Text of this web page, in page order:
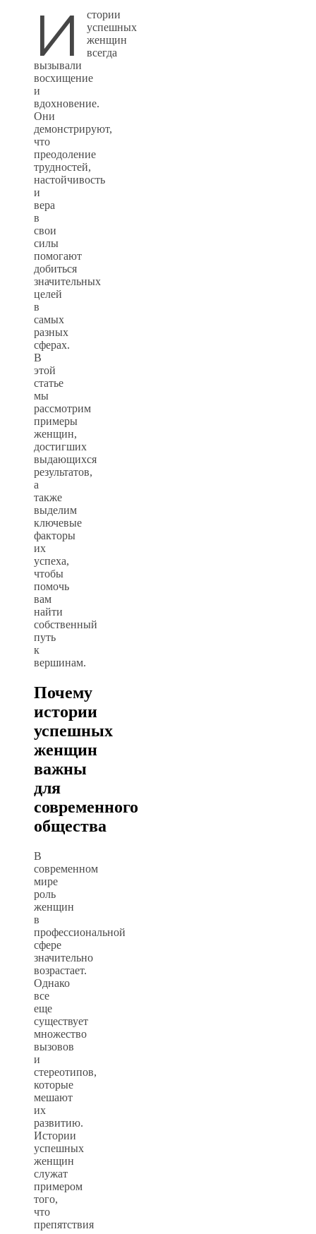
И
стории
успешных
женщин
всегда
вызывали
восхищение
и
вдохновение.
Они
демонстрируют,
что
преодоление
трудностей,
настойчивость
и
вера
в
свои
силы
помогают
добиться
значительных
целей
в
самых
разных
сферах.
В
этой
статье
мы
рассмотрим
примеры
женщин,
достигших
выдающихся
результатов,
а
также
выделим
ключевые
факторы
их
успеха,
чтобы
помочь
вам
найти
собственный
путь
к
вершинам.
Почему
истории
успешных
женщин
важны
для
современного
общества
В
современном
мире
роль
женщин
в
профессиональной
сфере
значительно
возрастает.
Однако
все
еще
существует
множество
вызовов
и
стереотипов,
которые
мешают
их
развитию.
Истории
успешных
женщин
служат
примером
того,
что
препятствия